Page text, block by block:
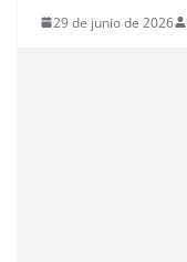
29 de junio de 2026